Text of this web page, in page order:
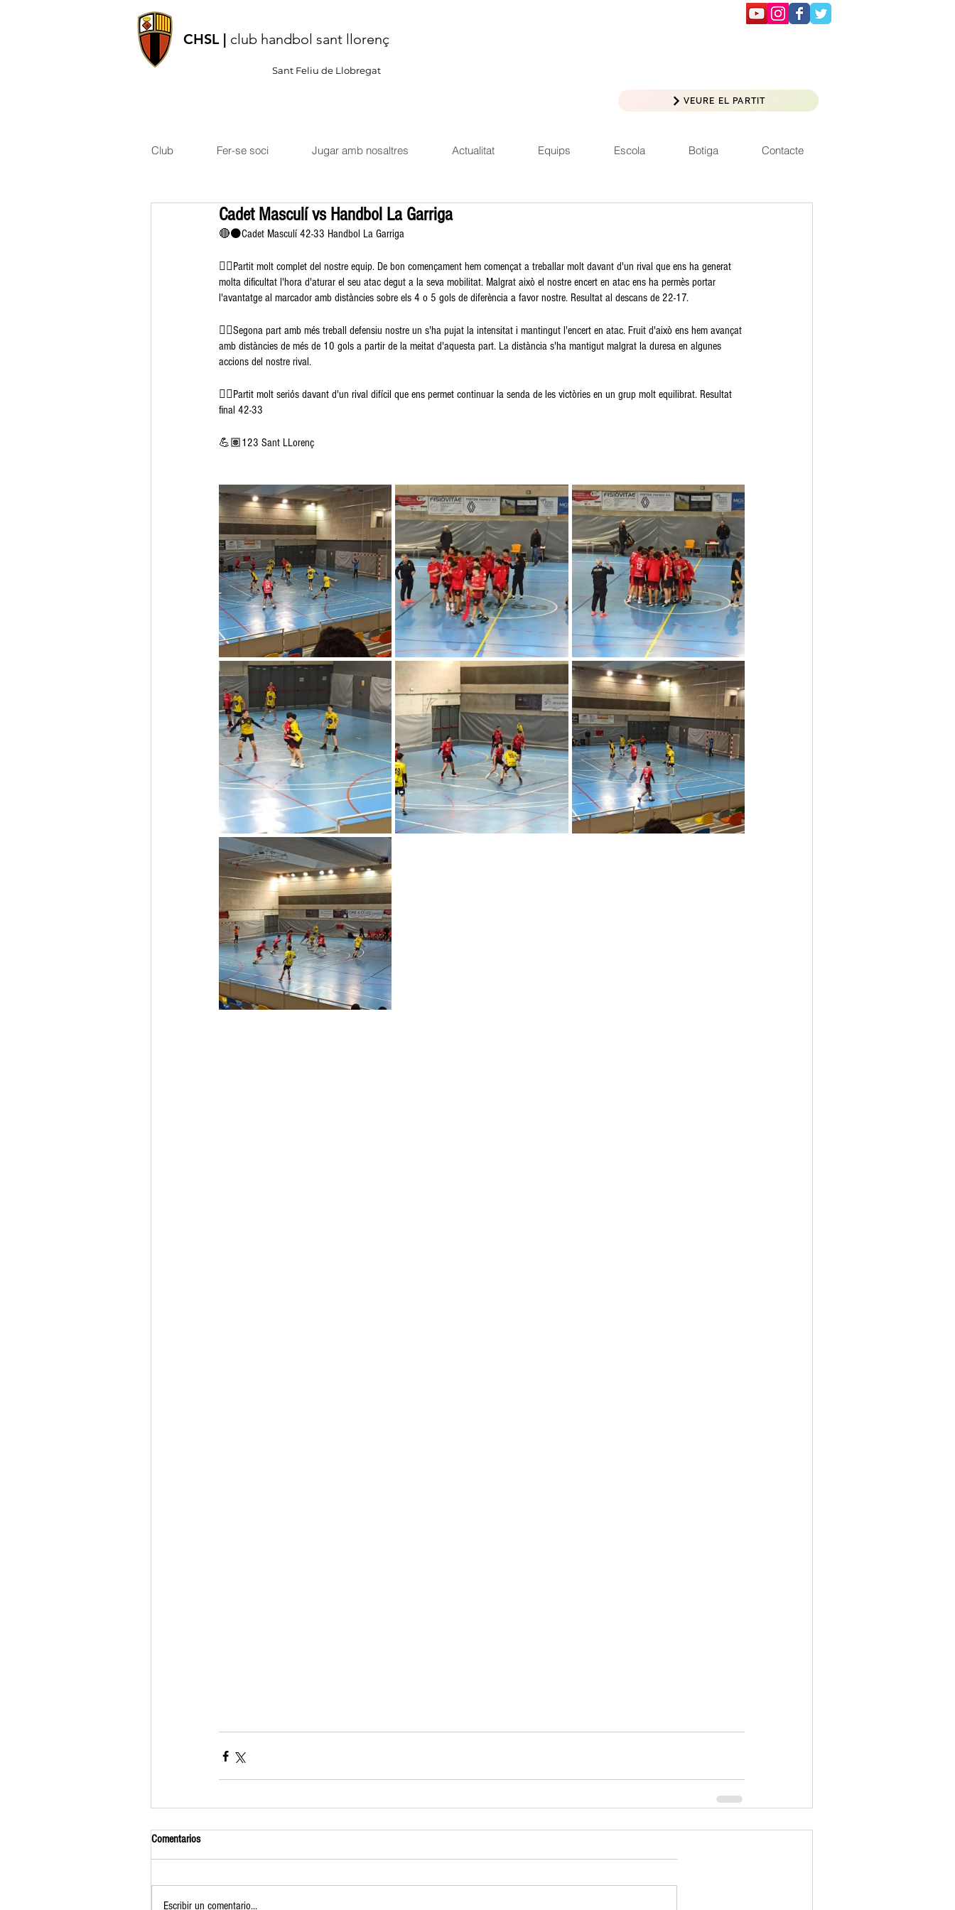
CHSL | club handbol sant llorenç
Sant Feliu de Llobregat
VEURE EL PARTIT
Club Fer-se soci Jugar amb nosaltres Actualitat Equips Escola Botiga Contacte
Cadet Masculí vs Handbol La Garriga
🔴⚫️Cadet Masculí 42-33 Handbol La Garriga
👉🏽Partit molt complet del nostre equip. De bon començament hem començat a treballar molt davant d'un rival que ens ha generat
molta dificultat l'hora d'aturar el seu atac degut a la seva mobilitat. Malgrat això el nostre encert en atac ens ha permès portar
l'avantatge al marcador amb distàncies sobre els 4 o 5 gols de diferència a favor nostre. Resultat al descans de 22-17.
👉🏽Segona part amb més treball defensiu nostre un s'ha pujat la intensitat i mantingut l'encert en atac. Fruit d'això ens hem avançat
amb distàncies de més de 10 gols a partir de la meitat d'aquesta part. La distància s'ha mantigut malgrat la duresa en algunes
accions del nostre rival.
👉🏽Partit molt seriós davant d'un rival difícil que ens permet continuar la senda de les victòries en un grup molt equilibrat. Resultat
final 42-33
💪🏽123 Sant LLorenç
Comentarios
Escribir un comentario...